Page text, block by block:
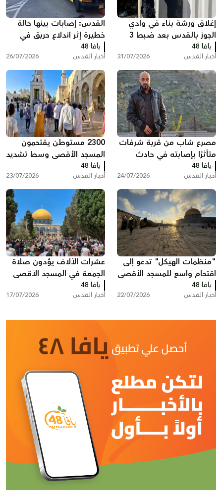
إغلاق ورشة بناء في وادي
الجوز بالقدس بعد ضبط 3
عمال دون تصاريح
يافا 48
أخبار القدس 31/07/2026
القدس: إصابات بينها حالة
خطيرة إثر اندلاع حريق في
مبنى سكني ببيت حنينا
يافا 48
أخبار القدس 26/07/2026
مصرع شاب من قرية شرفات
متأثرًا بإصابته في حادث
دراجة نارية بالقدس
يافا 48
أخبار القدس 24/07/2026
2300 مستوطن يقتحمون
المسجد الأقصى وسط تشديد
القيود على المصلين
يافا 48
أخبار القدس 23/07/2026
"منظمات الهيكل" تدعو إلى
اقتحام واسع للمسجد الأقصى
الخميس
يافا 48
أخبار القدس 22/07/2026
عشرات الآلاف يؤدون صلاة
الجمعة في المسجد الأقصى
يافا 48
أخبار القدس 17/07/2026